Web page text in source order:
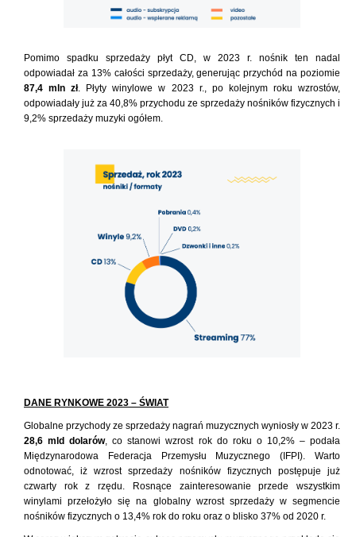
Pomimo spadku sprzedaży płyt CD, w 2023 r. nośnik ten nadal
odpowiadał za 13% całości sprzedaży, generując przychód na poziomie
87,4 mln zł. Płyty winylowe w 2023 r., po kolejnym roku wzrostów,
odpowiadały już za 40,8% przychodu ze sprzedaży nośników fizycznych i
9,2% sprzedaży muzyki ogółem.
DANE RYNKOWE 2023 – ŚWIAT
Globalne przychody ze sprzedaży nagrań muzycznych wyniosły w 2023 r.
28,6 mld dolarów, co stanowi wzrost rok do roku o 10,2% – podała
Międzynarodowa Federacja Przemysłu Muzycznego (IFPI). Warto
odnotować, iż wzrost sprzedaży nośników fizycznych postępuje już
czwarty rok z rzędu. Rosnące zainteresowanie przede wszystkim
winylami przełożyło się na globalny wzrost sprzedaży w segmencie
nośników fizycznych o 13,4% rok do roku oraz o blisko 37% od 2020 r.